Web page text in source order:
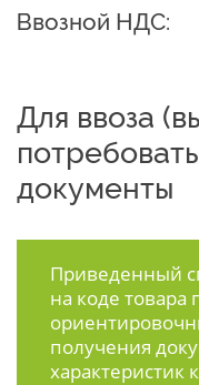
Ввозной НДС:
Для ввоза
документы
Приведенный
на коде товара
получения
характеристик